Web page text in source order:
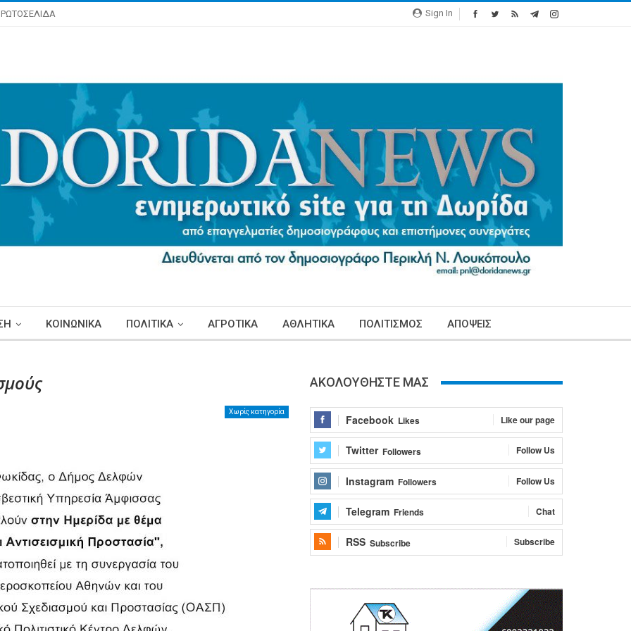
Sign In
ΚΟΙΝΩΝΙΚΑ ΠΟΛΙΤΙΚΑ ΑΓΡΟΤΙΚΑ ΑΘΛΗΤΙΚΑ ΠΟΛΙΤΙΣΜΟΣ ΑΠΟΨΕΙΣ
Χωρίς κατηγορία
ΑΚΟΛΟΥΘΗΣΤΕ ΜΑΣ
Facebook Likes Like our page
Twitter Followers Follow Us
Instagram Followers Follow Us
Telegram Friends Chat
RSS Subscribe Subscribe